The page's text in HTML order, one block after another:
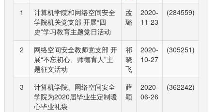
1
计算机学院和网络空间安全
学院机关党支部 开展“四
史”学习教育主题党日活动
孟
璐
2020-
11-23
(284559)
2
网络空间安全教师党支部 开
展“不忘初心、师德育人”主
题征文活动
祁
晓
飞
2020-
10-27
(305251)
3
计算机学院、网络空间安全
学院为2020届毕业生定制暖
心毕业礼袋
薛
颖
2020-
06-26
(362242)